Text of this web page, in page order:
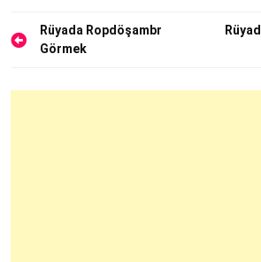
Yazı
gezinmesi
Rüyada Ropdöşambr
Görmek